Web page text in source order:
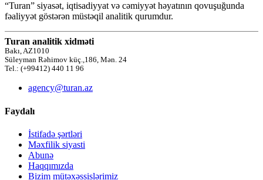
“Turan” siyasət, iqtisadiyyat və cəmiyyət həyatının qovuşuğunda
fəaliyyət göstərən müstəqil analitik qurumdur.
Turan analitik xidməti
Bakı, AZ1010
Süleyman Rəhimov küç.,186, Mən. 24
Tel.: (+99412) 440 11 96
agency@turan.az
Faydalı
İstifadə şərtləri
Məxfilik siyasti
Abunə
Haqqımızda
Bizim mütəxəssislərimiz